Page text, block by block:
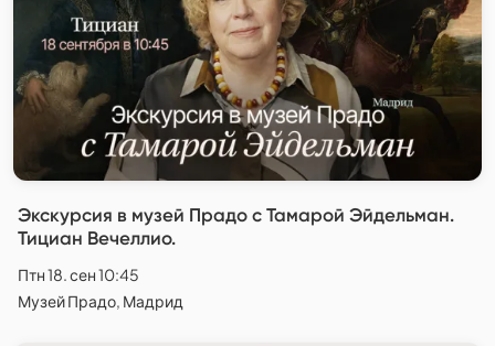
Экскурсия в музей Прадо с Тамарой Эйдельман.
Тициан Вечеллио.
Птн 18. сен 10:45
Музей Прадо, Мадрид